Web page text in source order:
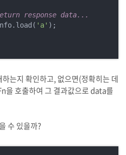
response data...
'a' );
는지 확인하고, 없으면(정확히는 데
을 호출하여 그 결과값으로 data를
수 있을까?